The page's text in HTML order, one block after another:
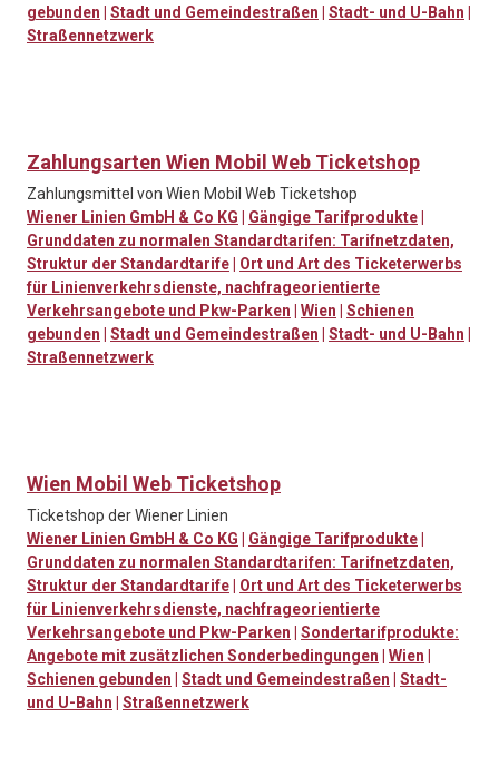
gebunden
Stadt und Gemeindestraßen Stadt- und U-Bahn
Straßennetzwerk
Zahlungsarten Wien Mobil Web Ticketshop
Zahlungsmittel von Wien Mobil Web Ticketshop
Wiener Linien GmbH & Co KG
Gängige Tarifprodukte
Grunddaten zu normalen Standardtarifen: Tarifnetzdaten,
Struktur der Standardtarife
Ort und Art des Ticketerwerbs
für Linienverkehrsdienste, nachfrageorientierte
Verkehrsangebote und Pkw-Parken
Wien
Schienen
gebunden
Stadt und Gemeindestraßen Stadt- und U-Bahn
Straßennetzwerk
Wien Mobil Web Ticketshop
Ticketshop der Wiener Linien
Wiener Linien GmbH & Co KG
Gängige Tarifprodukte
Grunddaten zu normalen Standardtarifen: Tarifnetzdaten,
Struktur der Standardtarife
Ort und Art des Ticketerwerbs
für Linienverkehrsdienste, nachfrageorientierte
Verkehrsangebote und Pkw-Parken
Sondertarifprodukte:
Angebote mit zusätzlichen Sonderbedingungen
Wien
Schienen gebunden
Stadt und Gemeindestraßen
Stadt-
und U-Bahn
Straßennetzwerk